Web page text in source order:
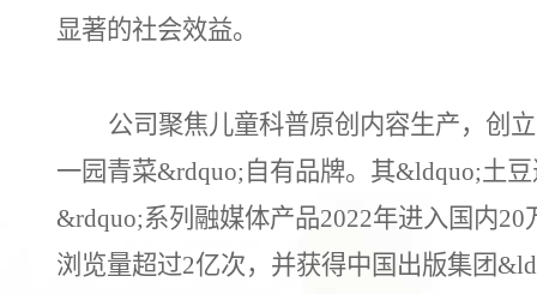
显著的社会效益。
公司聚焦儿童科普原创内容生产，创
一园青菜&rdquo;自有品牌。其&ldquo;土
&rdquo;系列融媒体产品2022年进入国内20
浏览量超过2亿次，并获得中国出版集团